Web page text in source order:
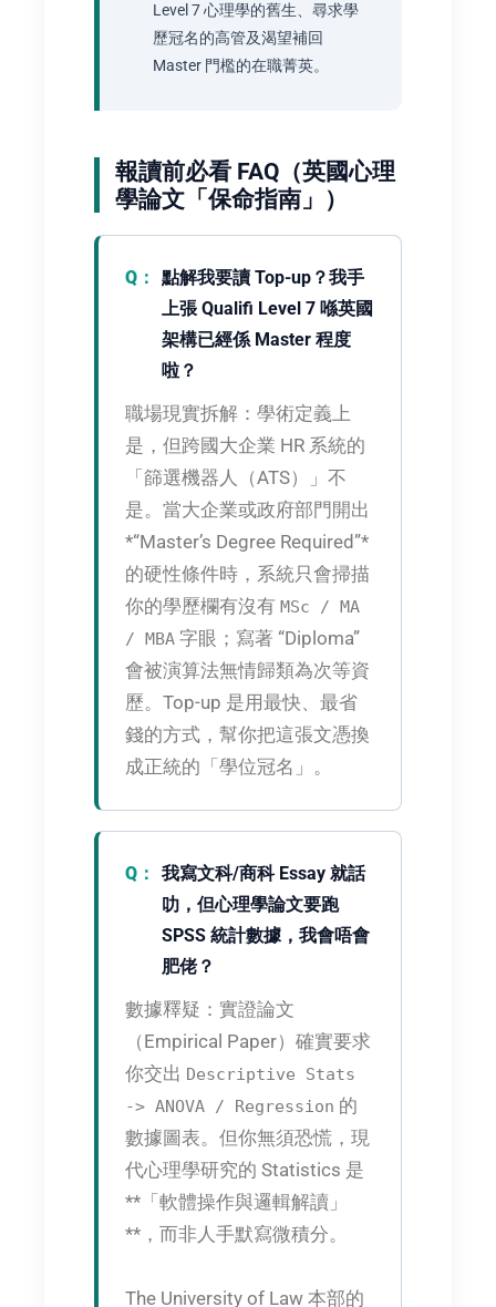
Level 7 心理學的舊生、尋求學
歷冠名的高管及渴望補回
Master 門檻的在職菁英。
報讀前必看 FAQ（英國心理
學論文「保命指南」）
點解我要讀 Top-up？我手
上張 Qualifi Level 7 喺英國
架構已經係 Master 程度
啦？
職場現實拆解： 學術定義上
是，但跨國大企業 HR 系統的
「篩選機器人（ATS）」不
是。當大企業或政府部門開出
*“Master’s Degree Required”*
的硬性條件時，系統只會掃描
你的學歷欄有沒有 MSc / MA
/ MBA 字眼；寫著 “Diploma”
會被演算法無情歸類為次等資
歷。Top-up 是用最快、最省
錢的方式，幫你把這張文憑換
成正統的「學位冠名」。
我寫文科/商科 Essay 就話
叻，但心理學論文要跑
SPSS 統計數據，我會唔會
肥佬？
數據釋疑： 實證論文
（Empirical Paper）確實要求
你交出 Descriptive Stats
-> ANOVA / Regression 的
數據圖表。但你無須恐慌，現
代心理學研究的 Statistics 是
**「軟體操作與邏輯解讀」
**，而非人手默寫微積分。
The University of Law 本部的